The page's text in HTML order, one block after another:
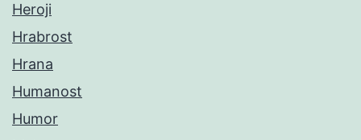
Heroji
Hrabrost
Hrana
Humanost
Humor